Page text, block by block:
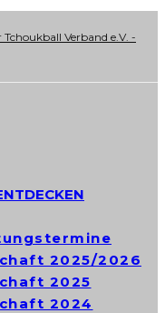
Tchoukball Verband e.V. -
2025/2026
2025
2024